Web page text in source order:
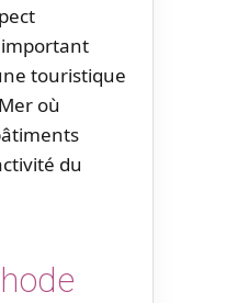
touristique
où
du